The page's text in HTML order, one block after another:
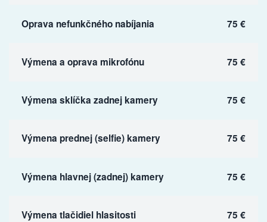
Oprava nefunkčného nabíjania 75 €
Výmena a oprava mikrofónu 75 €
Výmena sklíčka zadnej kamery 75 €
Výmena prednej (selfie) kamery 75 €
Výmena hlavnej (zadnej) kamery 75 €
Výmena tlačidiel hlasitosti 75 €